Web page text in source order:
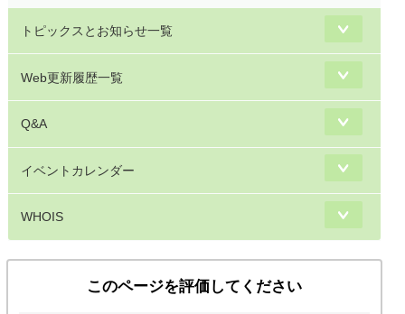
トピックスとお知らせ一覧
Web更新履歴一覧
Q&A
イベントカレンダー
WHOIS
このページを評価してください